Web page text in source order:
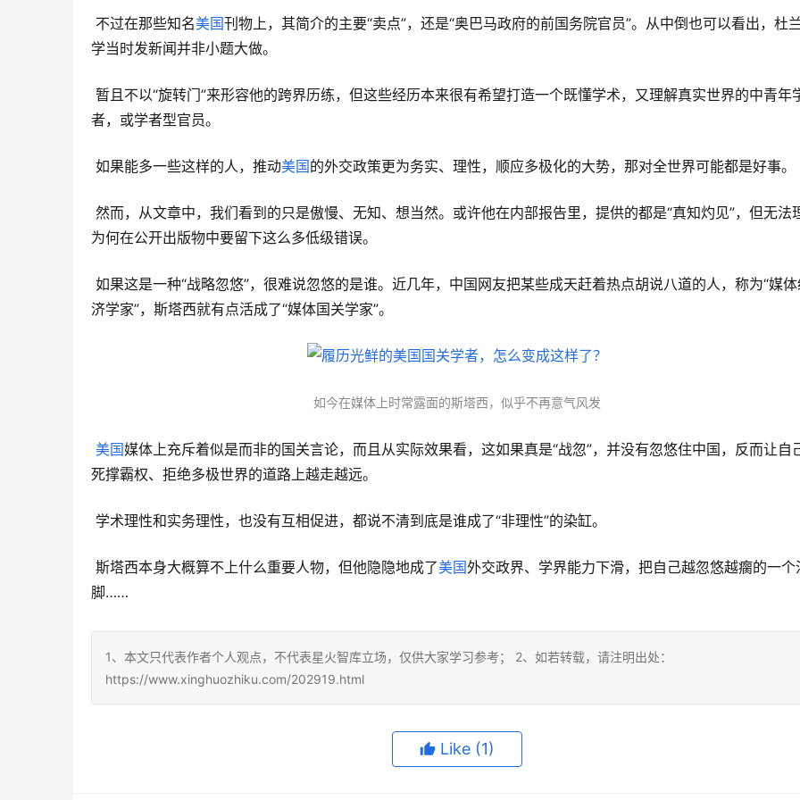
不过在那些知名美国刊物上，其简介的主要“卖点”，还是“奥巴马政府的前国务院官员”。从中倒也可以看出，杜
学当时发新闻并非小题大做。
者，或学者型官员。
如果能多一些这样的人，推动美国的外交政策更为务实、理性，顺应多极化的大势，那对全世界可能都是好事。
为何在公开出版物中要留下这么多低级错误。
济学家”，斯塔西就有点活成了“媒体国关学家”。
如今在媒体上时常露面的斯塔西，似乎不再意气风发
美国媒体上充斥着似是而非的国关言论，而且从实际效果看，这如果真是“战忽”，并没有忽悠住中国，反而让自
死撑霸权、拒绝多极世界的道路上越走越远。
学术理性和实务理性，也没有互相促进，都说不清到底是谁成了“非理性”的染缸。
斯塔西本身大概算不上什么重要人物，但他隐隐地成了美国外交政界、学界能力下滑，把自己越忽悠越瘸的一个
脚……
1、本文只代表作者个人观点，不代表星火智库立场，仅供大家学习参考； 2、如若转载，请注明出处：
https://www.xinghuozhiku.com/202919.html
Like (1)